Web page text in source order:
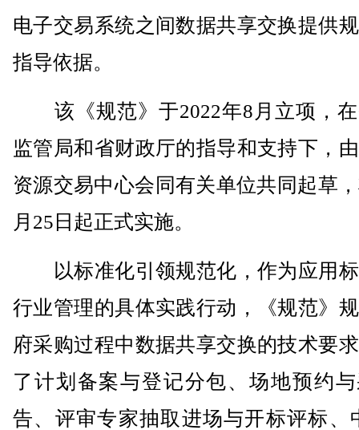
电子交易系统之间数据共享交换提供
指导依据。
该《规范》于2022年8月立项，在
监管局和省财政厅的指导和支持下，
资源交易中心会同有关单位共同起草
月25日起正式实施。
以标准化引领规范化，作为应用
行业管理的具体实践行动，《规范》
府采购过程中数据共享交换的技术要
了计划备案与登记分包、场地预约
告、评审专家抽取进场与开标评标、